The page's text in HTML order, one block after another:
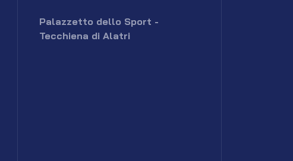
Palazzetto dello Sport -
Tecchiena di Alatri